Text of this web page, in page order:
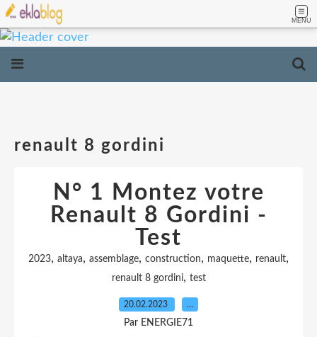
MENU
renault 8 gordini
N° 1 Montez votre
Renault 8 Gordini -
Test
2023, altaya, assemblage, construction, maquette, renault,
renault 8 gordini, test
20.02.2023 …
Par ENERGIE71